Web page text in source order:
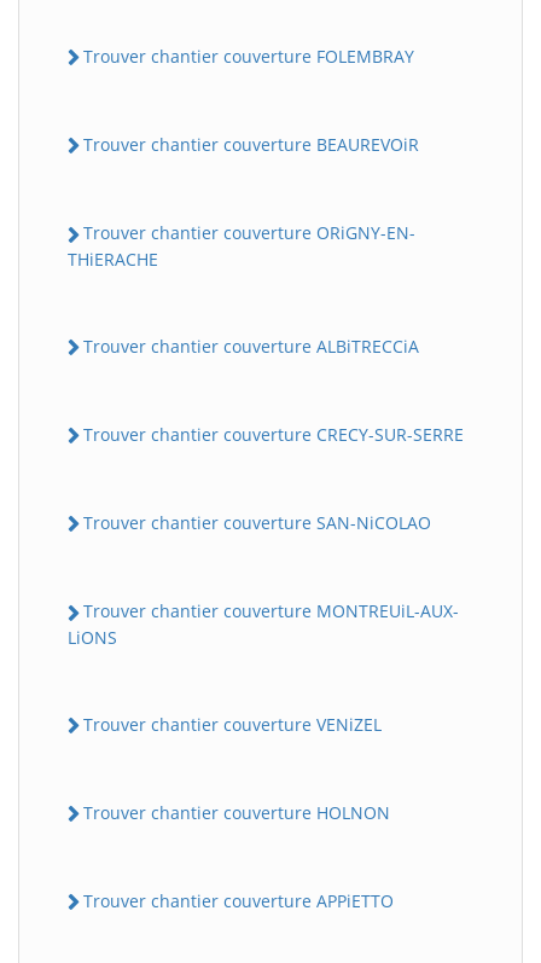
Trouver chantier couverture FOLEMBRAY
Trouver chantier couverture BEAUREVOiR
Trouver chantier couverture ORiGNY-EN-
THiERACHE
Trouver chantier couverture ALBiTRECCiA
Trouver chantier couverture CRECY-SUR-SERRE
Trouver chantier couverture SAN-NiCOLAO
Trouver chantier couverture MONTREUiL-AUX-
LiONS
Trouver chantier couverture VENiZEL
Trouver chantier couverture HOLNON
Trouver chantier couverture APPiETTO
B Assistant en ligne